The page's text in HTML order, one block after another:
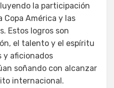
la participación
Copa América y las
Estos logros son
el talento y el espíritu
y aficionados
soñando con alcanzar
internacional.